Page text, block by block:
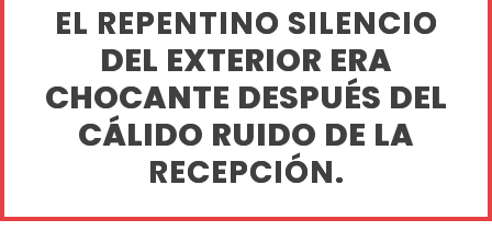
EL REPENTINO SILENCIO
DEL EXTERIOR ERA
CHOCANTE DESPUÉS DEL
CÁLIDO RUIDO DE LA
RECEPCIÓN.